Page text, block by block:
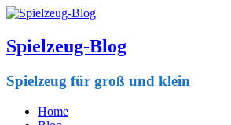
Spielzeug-Blog
Spielzeug für groß und klein
Home